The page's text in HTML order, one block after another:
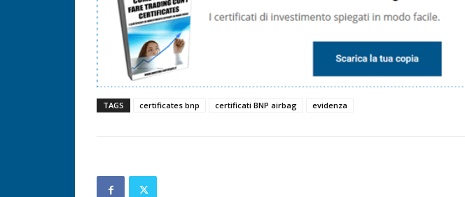
TAGS certificates bnp certificati BNP airbag evidenza